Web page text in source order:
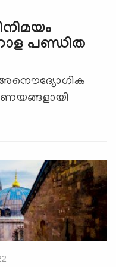
പണ്ഡിത
അനൌദ്യോഗിക